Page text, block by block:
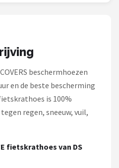
beschermhoezen
en de beste bescherming
is 100%
regen, sneeuw, vuil,
fietskrathoes van DS